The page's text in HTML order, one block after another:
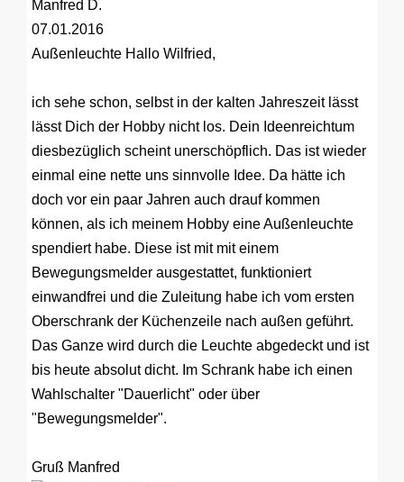
Manfred D.
07.01.2016
Außenleuchte Hallo Wilfried,
ich sehe schon, selbst in der kalten Jahreszeit lässt
lässt Dich der Hobby nicht los. Dein Ideenreichtum
diesbezüglich scheint unerschöpflich. Das ist wieder
einmal eine nette uns sinnvolle Idee. Da hätte ich
doch vor ein paar Jahren auch drauf kommen
können, als ich meinem Hobby eine Außenleuchte
spendiert habe. Diese ist mit mit einem
Bewegungsmelder ausgestattet, funktioniert
einwandfrei und die Zuleitung habe ich vom ersten
Oberschrank der Küchenzeile nach außen geführt.
Das Ganze wird durch die Leuchte abgedeckt und ist
bis heute absolut dicht. Im Schrank habe ich einen
Wahlschalter "Dauerlicht" oder über
"Bewegungsmelder".
Gruß Manfred